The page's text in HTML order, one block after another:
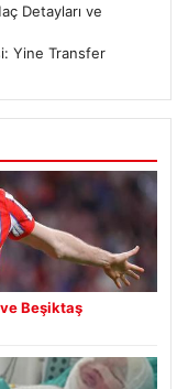
Detayları ve
Yine Transfer
Beşiktaş